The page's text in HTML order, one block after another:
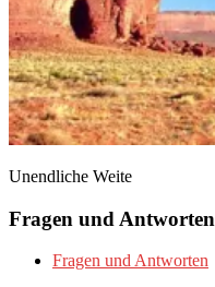
Unendliche Weite
Fragen und Antworten
Fragen und Antworten